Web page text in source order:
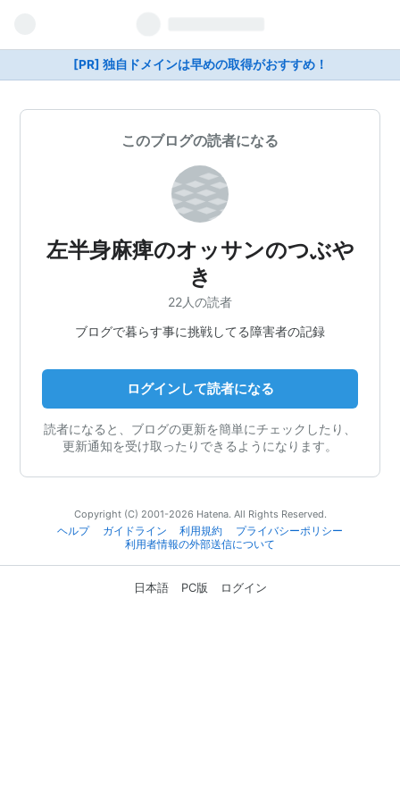
[PR] 独自ドメインは早めの取得がおすすめ！
このブログの読者になる
左半身麻痺のオッサンのつぶや
き
22人の読者
ブログで暮らす事に挑戦してる障害者の記録
ログインして読者になる
読者になると、ブログの更新を簡単にチェックしたり、
更新通知を受け取ったりできるようになります。
Copyright (C) 2001-2026 Hatena. All Rights Reserved.
ヘルプ
ガイドライン 利用規約
プライバシーポリシー
利用者情報の外部送信について
日本語 PC版 ログイン